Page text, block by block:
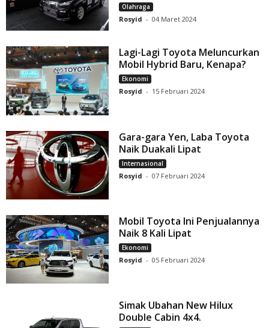
Olahraga
Rosyid - 04 Maret 2024
Lagi-Lagi Toyota Meluncurkan
Mobil Hybrid Baru, Kenapa?
Ekonomi
Rosyid - 15 Februari 2024
Gara-gara Yen, Laba Toyota
Naik Duakali Lipat
Internasional
Rosyid - 07 Februari 2024
Mobil Toyota Ini Penjualannya
Naik 8 Kali Lipat
Ekonomi
Rosyid - 05 Februari 2024
Simak Ubahan New Hilux
Double Cabin 4x4.